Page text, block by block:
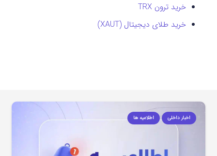
خرید ترون TRX
خرید طلای دیجیتال (XAUT)
اخبار داخلی اطلاعیه ها